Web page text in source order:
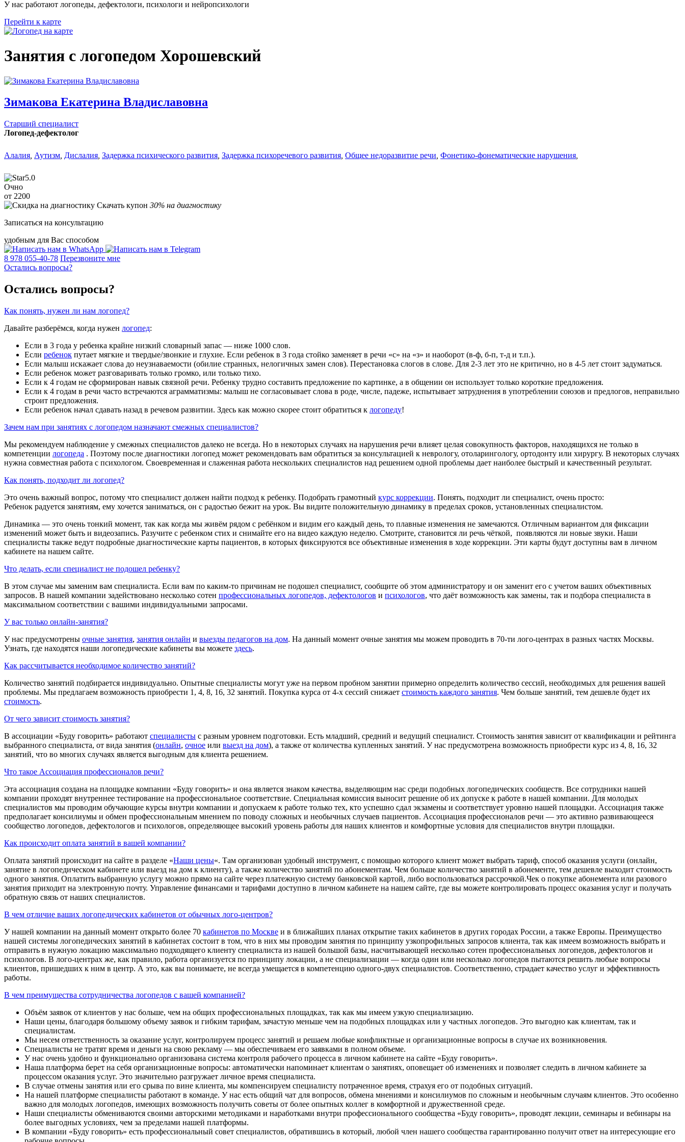
У нас работают логопеды, дефектологи, психологи и нейропсихологи
Перейти к карте
Занятия с логопедом Хорошевский
Зимакова Екатерина Владиславовна
Старший специалист
Логопед-дефектолог
Алалия Аутизм Дислалия Задержка психического развития Задержка психоречевого развития Общее недоразвитие речи Фонетико-фонематические нарушения
5.0
Очно
от 2200
Скачать купон 30% на диагностику
Записаться на консультацию
удобным для Вас способом
8 978 055-40-78 Перезвоните мне
Остались вопросы?
Остались вопросы?
Как понять, нужен ли нам логопед?
Давайте разберёмся, когда нужен логопед:
Если в 3 года у ребенка крайне низкий словарный запас — ниже 1000 слов.
Если ребенок путает мягкие и твердые/звонкие и глухие. Если ребенок в 3 года стойко заменяет в речи «с» на «з» и наоборот (в-ф, б-п, т-д и т.п.).
Если малыш искажает слова до неузнаваемости (обилие странных, нелогичных замен слов). Перестановка слогов в слове. Для 2-3 лет это не критично, но в 4-5 лет стоит задуматься.
Если ребенок может разговаривать только громко, или только тихо.
Если к 4 годам не сформирован навык связной речи. Ребенку трудно составить предложение по картинке, а в общении он использует только короткие предложения.
Если к 4 годам в речи часто встречаются аграмматизмы: малыш не согласовывает слова в роде, числе, падеже, испытывает затруднения в употреблении союзов и предлогов, неправильно
строит предложения.
Если ребенок начал сдавать назад в речевом развитии. Здесь как можно скорее стоит обратиться к логопеду!
Зачем нам при занятиях с логопедом назначают смежных специалистов?
Мы рекомендуем наблюдение у смежных специалистов далеко не всегда. Но в некоторых случаях на нарушения речи влияет целая совокупность факторов, находящихся не только в
компетенции логопеда . Поэтому после диагностики логопед может рекомендовать вам обратиться за консультацией к неврологу, отоларингологу, ортодонту или хирургу. В некоторых случаях
нужна совместная работа с психологом. Своевременная и слаженная работа нескольких специалистов над решением одной проблемы дает наиболее быстрый и качественный результат.
Как понять, подходит ли логопед?
Это очень важный вопрос, потому что специалист должен найти подход к ребенку. Подобрать грамотный курс коррекции. Понять, подходит ли специалист, очень просто:
Ребенок радуется занятиям, ему хочется заниматься, он с радостью бежит на урок. Вы видите положительную динамику в пределах сроков, установленных специалистом.
Динамика — это очень тонкий момент, так как когда мы живём рядом с ребёнком и видим его каждый день, то плавные изменения не замечаются. Отличным вариантом для фиксации
изменений может быть и видеозапись. Разучите с ребенком стих и снимайте его на видео каждую неделю. Смотрите, становится ли речь чёткой, появляются ли новые звуки. Наши
специалисты также ведут подробные диагностические карты пациентов, в которых фиксируются все объективные изменения в ходе коррекции. Эти карты будут доступны вам в личном
кабинете на нашем сайте.
Что делать, если специалист не подошел ребенку?
В этом случае мы заменим вам специалиста. Если вам по каким-то причинам не подошел специалист, сообщите об этом администратору и он заменит его с учетом ваших объективных
запросов. В нашей компании задействовано несколько сотен профессиональных логопедов, дефектологов и психологов, что даёт возможность как замены, так и подбора специалиста в
максимальном соответствии с вашими индивидуальными запросами.
У вас только онлайн-занятия?
У нас предусмотрены очные занятия, занятия онлайн и выезды педагогов на дом. На данный момент очные занятия мы можем проводить в 70-ти лого-центрах в разных частях Москвы.
Узнать, где находятся наши логопедические кабинеты вы можете здесь.
Как рассчитывается необходимое количество занятий?
Количество занятий подбирается индивидуально. Опытные специалисты могут уже на первом пробном занятии примерно определить количество сессий, необходимых для решения вашей
проблемы. Мы предлагаем возможность приобрести 1, 4, 8, 16, 32 занятий. Покупка курса от 4-х сессий снижает стоимость каждого занятия. Чем больше занятий, тем дешевле будет их
стоимость.
От чего зависит стоимость занятия?
В ассоциации «Буду говорить» работают специалисты с разным уровнем подготовки. Есть младший, средний и ведущий специалист. Стоимость занятия зависит от квалификации и рейтинга
выбранного специалиста, от вида занятия (онлайн, очное или выезд на дом), а также от количества купленных занятий. У нас предусмотрена возможность приобрести курс из 4, 8, 16, 32
занятий, что во многих случаях является выгодным для клиента решением.
Что такое Ассоциация профессионалов речи?
Эта ассоциация создана на площадке компании «Буду говорить» и она является знаком качества, выделяющим нас среди подобных логопедических сообществ. Все сотрудники нашей
компании проходят внутреннее тестирование на профессиональное соответствие. Специальная комиссия выносит решение об их допуске к работе в нашей компании. Для молодых
специалистов мы проводим обучающие курсы внутри компании и допускаем к работе только тех, кто успешно сдал экзамены и соответствует уровню нашей площадки. Ассоциация также
предполагает консилиумы и обмен профессиональным мнением по поводу сложных и необычных случаев пациентов. Ассоциация профессионалов речи — это активно развивающееся
сообщество логопедов, дефектологов и психологов, определяющее высокий уровень работы для наших клиентов и комфортные условия для специалистов внутри площадки.
Как происходит оплата занятий в вашей компании?
Оплата занятий происходит на сайте в разделе «Наши цены«. Там организован удобный инструмент, с помощью которого клиент может выбрать тариф, способ оказания услуги (онлайн,
занятие в логопедическом кабинете или выезд на дом к клиенту), а также количество занятий по абонементам. Чем больше количество занятий в абонементе, тем дешевле выходит стоимость
одного занятия. Оплатить выбранную услугу можно прямо на сайте через платежную систему банковской картой, либо воспользоваться рассрочкой.Чек о покупке абонемента или разового
занятия приходит на электронную почту. Управление финансами и тарифами доступно в личном кабинете на нашем сайте, где вы можете контролировать процесс оказания услуг и получать
обратную связь от наших специалистов.
В чем отличие ваших логопедических кабинетов от обычных лого-центров?
У нашей компании на данный момент открыто более 70 кабинетов по Москве и в ближайших планах открытие таких кабинетов в других городах России, а также Европы. Преимущество
нашей системы логопедических занятий в кабинетах состоит в том, что в них мы проводим занятия по принципу узкопрофильных запросов клиента, так как имеем возможность выбрать и
отправить в нужную локацию максимально подходящего клиенту специалиста из нашей большой базы, насчитывающей несколько сотен профессиональных логопедов, дефектологов и
психологов. В лого-центрах же, как правило, работа организуется по принципу локации, а не специализации — когда один или несколько логопедов пытаются решить любые вопросы
клиентов, пришедших к ним в центр. А это, как вы понимаете, не всегда умещается в компетенцию одного-двух специалистов. Соответственно, страдает качество услуг и эффективность
работы.
В чем преимущества сотрудничества логопедов с вашей компанией?
Объём заявок от клиентов у нас больше, чем на общих профессиональных площадках, так как мы имеем узкую специализацию.
Наши цены, благодаря большому объему заявок и гибким тарифам, зачастую меньше чем на подобных площадках или у частных логопедов. Это выгодно как клиентам, так и
специалистам.
Мы несем ответственность за оказание услуг, контролируем процесс занятий и решаем любые конфликтные и организационные вопросы в случае их возникновения.
Специалисты не тратят время и деньги на свою рекламу — мы обеспечиваем его заявками в полном объеме.
У нас очень удобно и функционально организована система контроля рабочего процесса в личном кабинете на сайте «Буду говорить».
Наша платформа берет на себя организационные вопросы: автоматически напоминает клиентам о занятиях, оповещает об изменениях и позволяет следить в личном кабинете за
процессом оказания услуг. Это значительно разгружает личное время специалиста.
В случае отмены занятия или его срыва по вине клиента, мы компенсируем специалисту потраченное время, страхуя его от подобных ситуаций.
На нашей платформе специалисты работают в команде. У нас есть общий чат для вопросов, обмена мнениями и консилиумов по сложным и необычным случаям клиентов. Это особенно
важно для молодых логопедов, имеющих возможность получить советы от более опытных коллег в комфортной и дружественной среде.
Наши специалисты обмениваются своими авторскими методиками и наработками внутри профессионального сообщества «Буду говорить», проводят лекции, семинары и вебинары на
более выгодных условиях, чем за пределами нашей платформы.
В компании «Буду говорить» есть профессиональный совет специалистов, обратившись в который, любой член нашего сообщества гарантированно получит ответ на интересующие его